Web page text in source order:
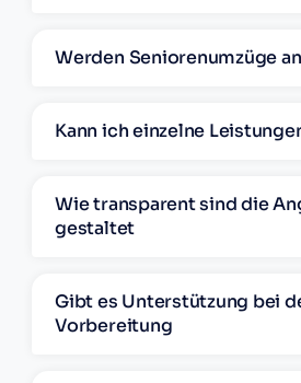
Werden Seniorenumzüge
Kann ich einzelne
Wie transparent sind die
gestaltet
Gibt es Unterstützung bei
Vorbereitung